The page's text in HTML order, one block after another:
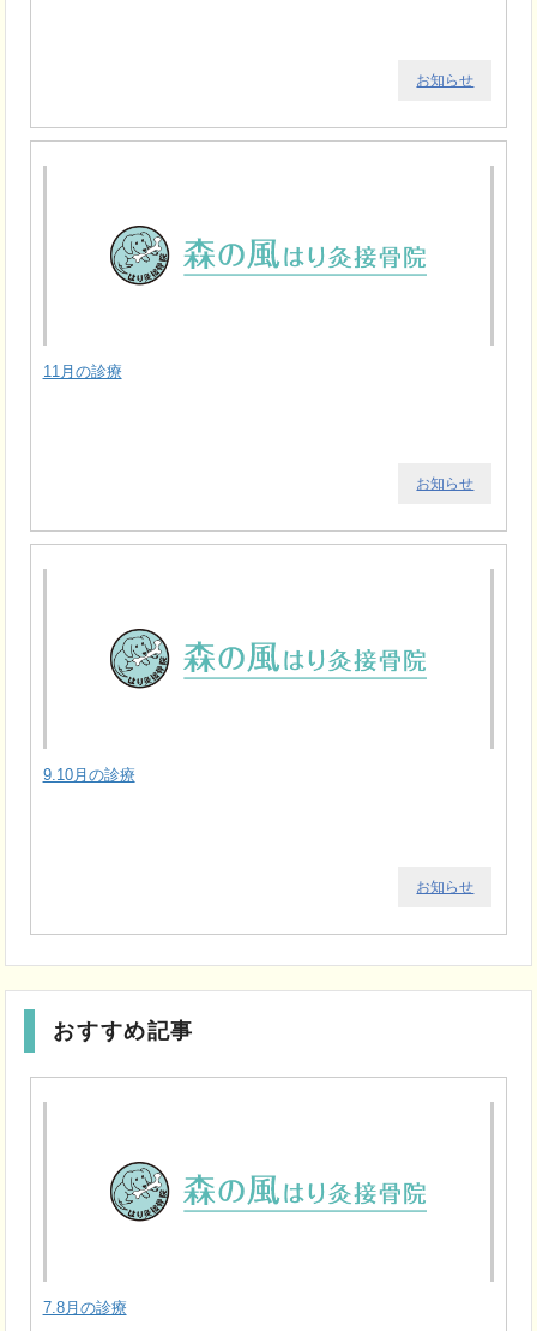
お知らせ
11月の診療
お知らせ
9.10月の診療
お知らせ
おすすめ記事
7.8月の診療